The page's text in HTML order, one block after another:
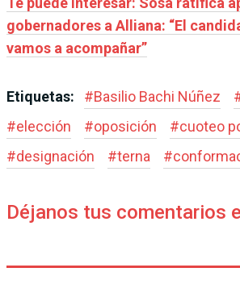
gobernadores a Alliana: “El
vamos a acompañar”
Etiquetas: #Basilio Bachi Núñez
#elección #oposición #cuoteo
#designación #terna #
Déjanos tus comentarios